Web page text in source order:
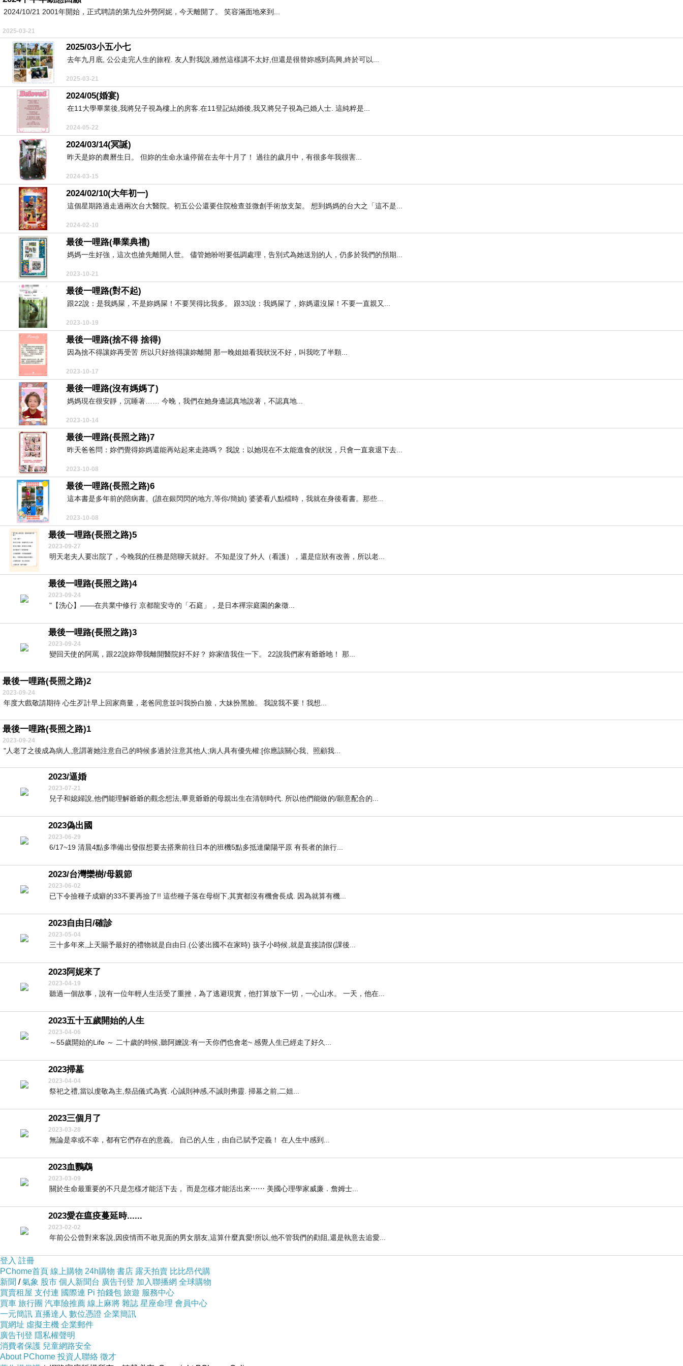
2024/10/21 2001年開始，正式聘請的第九位外勞阿妮，今天離開了。 笑容滿面地來到...
2025-03-21
2025/03小五小七
去年九月底, 公公走完人生的旅程. 友人對我說,雖然這樣講不太好,但還是很替妳感到高興,終於可以...
2025-03-21
2024/05(婚宴)
在11大學畢業後,我將兒子視為樓上的房客.在11登記結婚後,我又將兒子視為已婚人士. 這純粹是...
2024-05-22
2024/03/14(冥誕)
昨天是妳的農曆生日。 但妳的生命永遠停留在去年十月了！ 過往的歲月中，有很多年我很害...
2024-03-15
2024/02/10(大年初一)
這個星期路過走過兩次台大醫院。初五公公還要住院檢查並微創手術放支架。 想到媽媽的台大之「這不是...
2024-02-10
最後一哩路(畢業典禮)
媽媽一生好強，這次也搶先離開人世。 儘管她吩咐要低調處理，告別式為她送別的人，仍多於我們的預期...
2023-10-21
最後一哩路(對不起)
跟22說：是我媽屎，不是妳媽屎！不要哭得比我多。 跟33說：我媽屎了，妳媽還沒屎！不要一直親又...
2023-10-19
最後一哩路(捨不得 捨得)
因為捨不得讓妳再受苦 所以只好捨得讓妳離開 那一晚姐姐看我狀況不好，叫我吃了半顆...
2023-10-17
最後一哩路(沒有媽媽了)
媽媽現在很安靜，沉睡著…… 今晚，我們在她身邊認真地說著，不認真地...
2023-10-14
最後一哩路(長照之路)7
昨天爸爸問：妳們覺得妳媽還能再站起來走路嗎？ 我說：以她現在不太能進食的狀況，只會一直衰退下去...
2023-10-08
最後一哩路(長照之路)6
這本書是多年前的陪病書。(誰在銀閃閃的地方,等你/簡媜) 婆婆看八點檔時，我就在身後看書。那些...
2023-10-08
最後一哩路(長照之路)5
2023-09-27
明天老夫人要出院了，今晚我的任務是陪聊天就好。 不知是沒了外人（看護），還是症狀有改善，所以老...
最後一哩路(長照之路)4
2023-09-24
"【洗心】——在共業中修行 京都龍安寺的「石庭」，是日本禪宗庭園的象徵...
最後一哩路(長照之路)3
2023-09-24
變回天使的阿罵，跟22說妳帶我離開醫院好不好？ 妳家借我住一下。 22說我們家有爺爺吔！ 那...
最後一哩路(長照之路)2
2023-09-24
年度大戲敬請期待 心生歹計早上回家商量，老爸同意並叫我扮白臉，大妹扮黑臉。 我說我不要！我想...
最後一哩路(長照之路)1
2023-09-24
"人老了之後成為病人,意謂著她注意自己的時候多過於注意其他人;病人具有優先權:[你應該關心我、照顧我...
2023/逼婚
2023-07-21
兒子和媳婦說,他們能理解爺爺的觀念想法,畢竟爺爺的母親出生在清朝時代. 所以他們能做的/願意配合的...
2023偽出國
2023-06-29
6/17~19 清晨4點多準備出發假想要去搭乘前往日本的班機5點多抵達蘭陽平原 有長者的旅行...
2023/台灣欒樹/母親節
2023-06-02
已下令撿種子成癖的33不要再撿了!! 這些種子落在母樹下,其實都沒有機會長成. 因為就算有機...
2023自由日/確診
2023-05-04
三十多年來,上天賜予最好的禮物就是自由日.(公婆出國不在家時) 孩子小時候,就是直接請假(課後...
2023阿妮來了
2023-04-19
聽過一個故事，說有一位年輕人生活受了重挫，為了逃避現實，他打算放下一切，一心山水。 一天，他在...
2023五十五歲開始的人生
2023-04-06
～55歲開始的Life ～ 二十歲的時候,聽阿嬤說:有一天你們也會老~ 感覺人生已經走了好久...
2023掃墓
2023-04-04
祭祀之禮,當以虔敬為主,祭品儀式為賓. 心誠則神感,不誠則弗靈. 掃墓之前,二姐...
2023三個月了
2023-03-28
無論是幸或不幸，都有它們存在的意義。 自己的人生，由自己賦予定義！ 在人生中感到...
2023血鸚鵡
2023-03-09
關於生命最重要的不只是怎樣才能活下去， 而是怎樣才能活出來⋯⋯ 美國心理學家威廉．詹姆士...
2023愛在瘟疫蔓延時......
2023-02-02
年前公公曾對來客說,因疫情而不敢見面的男女朋友,這算什麼真愛!所以,他不管我們的勸阻,還是執意去追愛...
登入 註冊
PChome首頁 線上購物 24h購物 書店 露天拍賣 比比昂代購
新聞 /氣象 股市 個人新聞台 廣告刊登 加入聯播網 全球購物
買賣租屋 支付連 國際連 Pi 拍錢包 旅遊 服務中心
買車 旅行團 汽車險推薦 線上麻將 雜誌 星座命理 會員中心
一元簡訊 直播達人 數位憑證 企業簡訊
買網址 虛擬主機 企業郵件
廣告刊登 隱私權聲明
消費者保護 兒童網路安全
About PChome 投資人聯絡 徵才